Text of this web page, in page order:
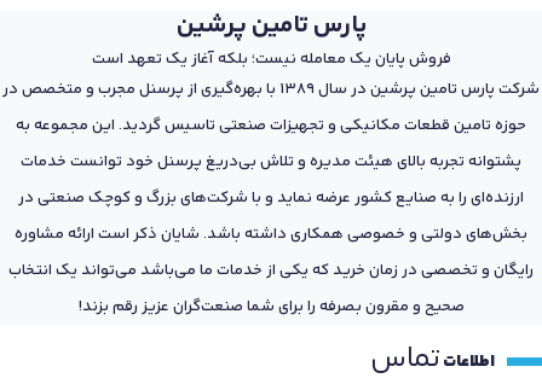
پارس تامین پرشین
فروش پایان یک معامله نیست؛ بلکه آغاز یک تعهد است
شرکت پارس تامین پرشین در سال 1389 با بهره‌گیری از پرسنل مجرب و متخصص در
حوزه تامین قطعات مکانیکی و تجهیزات صنعتی تاسیس گردید. این مجموعه به
پشتوانه تجربه بالای هیئت مدیره و تلاش بی‌دریغ پرسنل خود توانست خدمات
ارزنده‌ای را به صنایع کشور عرضه نماید و با شرکت‌های بزرگ و کوچک صنعتی در
بخش‌های دولتی و خصوصی همکاری داشته باشد. شایان ذکر است ارائه مشاوره
رایگان و تخصصی در زمان خرید که یکی از خدمات ما می‌باشد می‌تواند یک انتخاب
صحیح و مقرون بصرفه را برای شما صنعت‌گران عزیز رقم بزند!
اطلاعاتتماس